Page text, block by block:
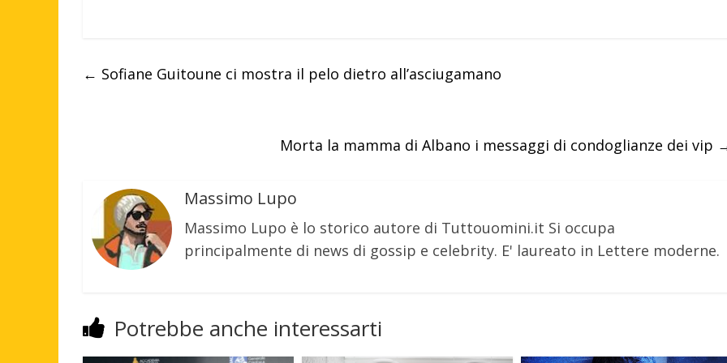
← Sofiane Guitoune ci mostra il pelo dietro all’asciugamano
Morta la mamma di Albano i messaggi di condoglianze dei vip
Massimo Lupo
Massimo Lupo è lo storico autore di Tuttouomini.it Si occupa
principalmente di news di gossip e celebrity. E' laureato in Lettere moderne.
Potrebbe anche interessarti